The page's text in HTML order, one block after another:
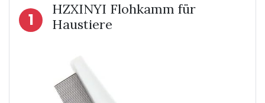
1
HZXINYI Flohkamm für
Haustiere